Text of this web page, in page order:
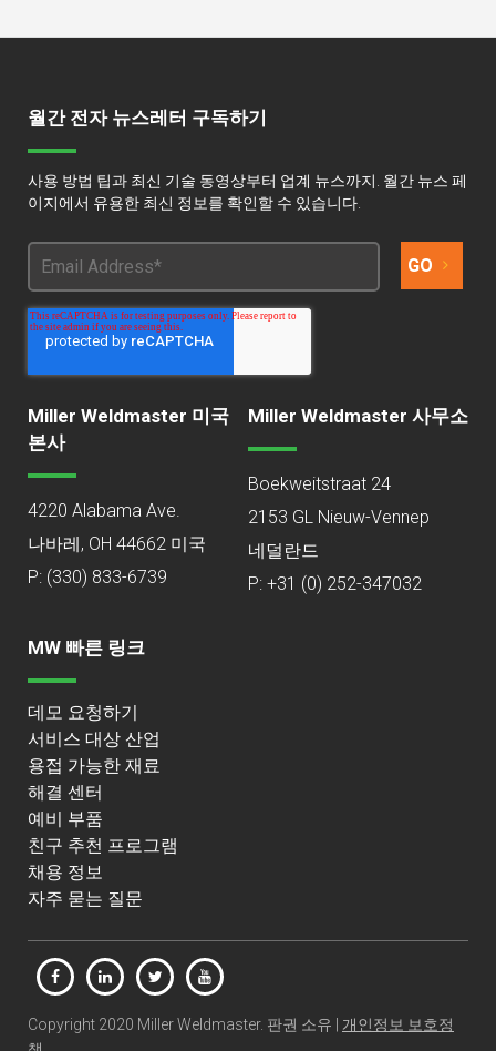
월간 전자 뉴스레터 구독하기
사용 방법 팁과 최신 기술 동영상부터 업계 뉴스까지. 월간 뉴스 페
이지에서 유용한 최신 정보를 확인할 수 있습니다.
Miller Weldmaster 미국
본사
4220 Alabama Ave.
나바레, OH 44662 미국
P: (330) 833-6739
Miller Weldmaster 사무소
Boekweitstraat 24
2153 GL Nieuw-Vennep
네덜란드
P: +31 (0) 252-347032
MW 빠른 링크
데모 요청하기
서비스 대상 산업
용접 가능한 재료
해결 센터
예비 부품
친구 추천 프로그램
채용 정보
자주 묻는 질문
Copyright 2020 Miller Weldmaster. 판권 소유 | 개인정보 보호정